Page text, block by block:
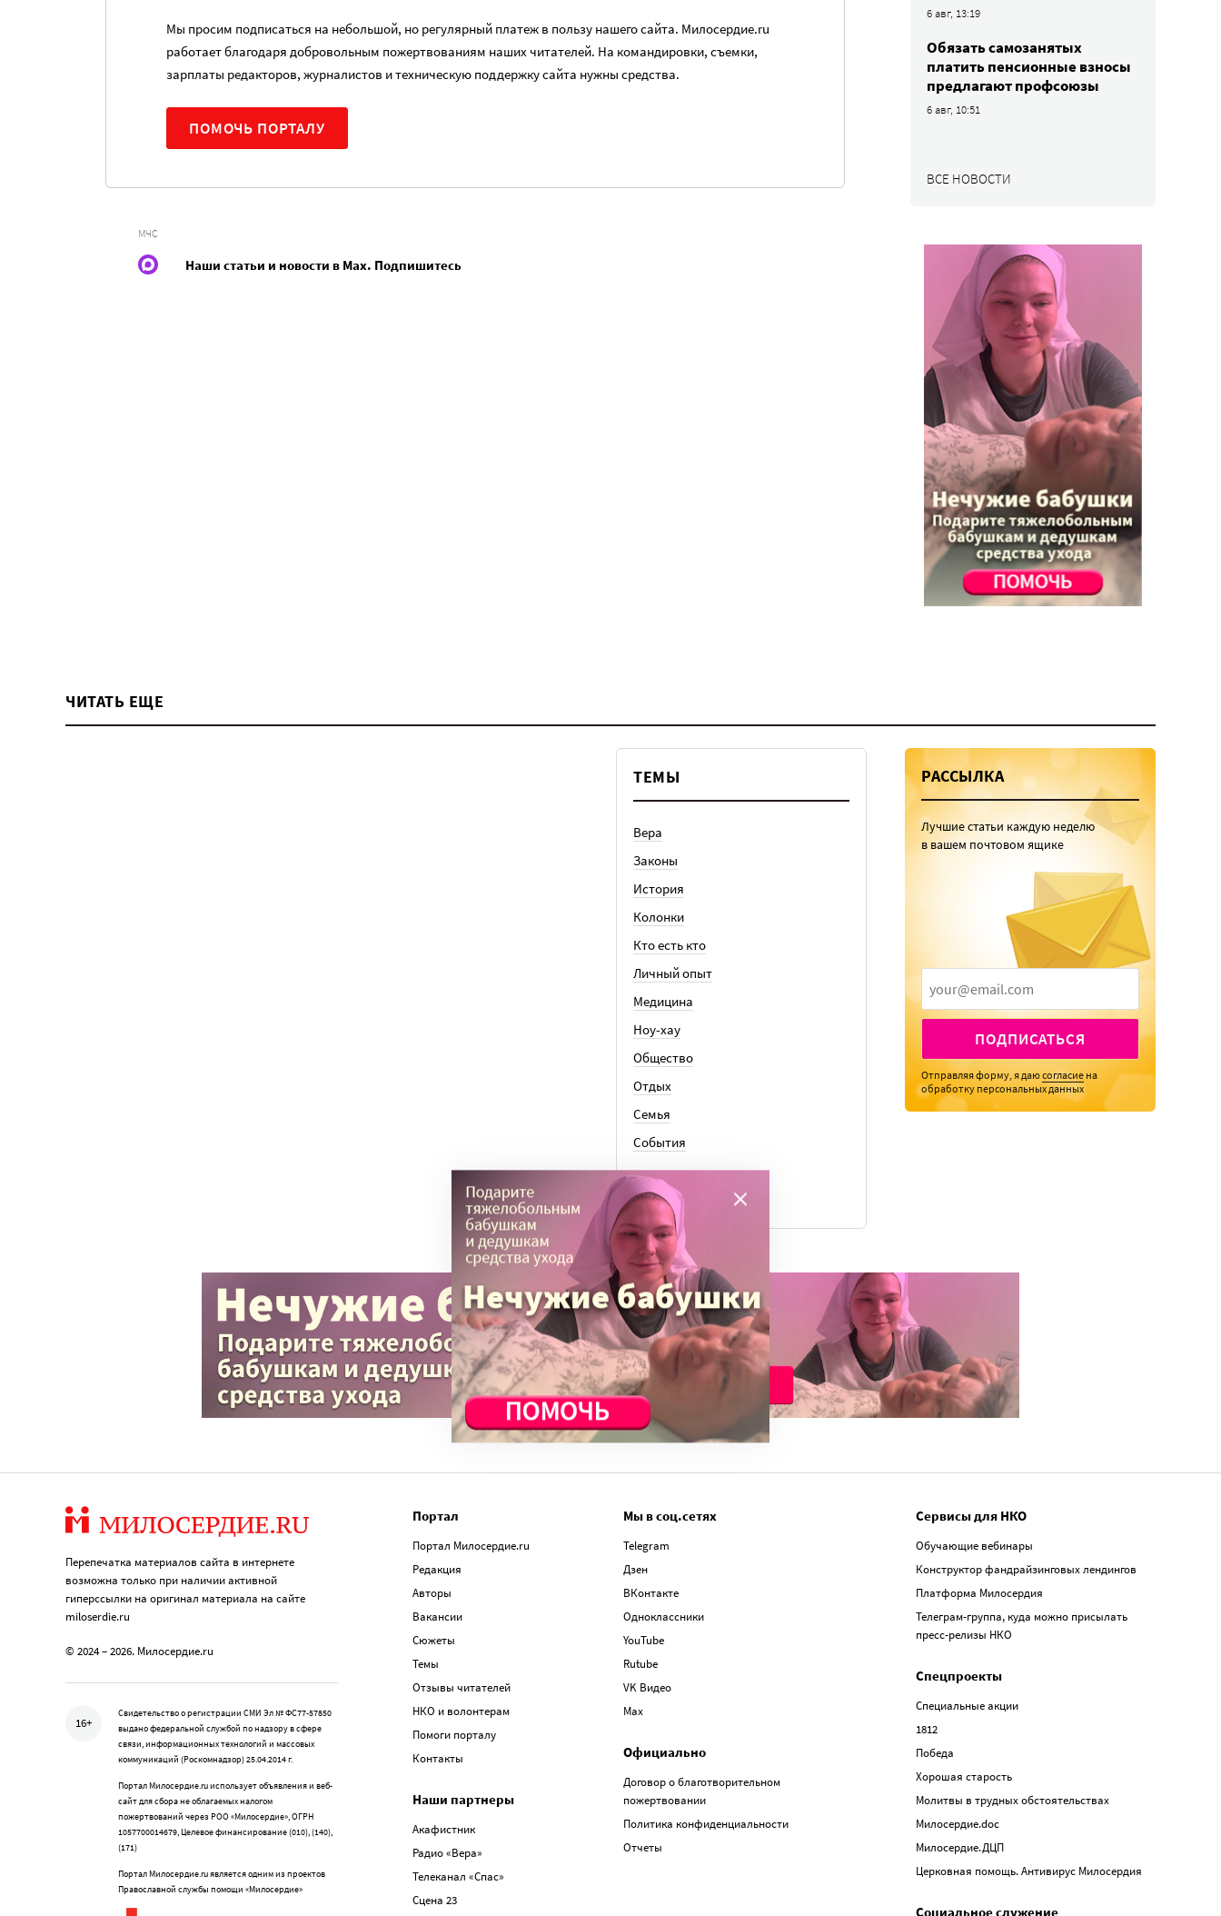
Мы просим подписаться на небольшой, но регулярный платеж в пользу нашего сайта. Милосердие.ru
работает благодаря добровольным пожертвованиям наших читателей. На командировки, съемки,
зарплаты редакторов, журналистов и техническую поддержку сайта нужны средства.
ПОМОЧЬ ПОРТАЛУ
МЧС
Наши статьи и новости в Max. Подпишитесь
6 авг, 13:19
Обязать самозанятых
платить пенсионные взносы
предлагают профсоюзы
6 авг, 10:51
ВСЕ НОВОСТИ
ЧИТАТЬ ЕЩЕ
ТЕМЫ
Вера
Законы
История
Колонки
Кто есть кто
Личный опыт
Медицина
Ноу-хау
Общество
Отдых
Семья
События
ВСЕ СТАТЬИ
РАССЫЛКА
Лучшие статьи каждую неделю
в вашем почтовом ящике
ПОДПИСАТЬСЯ
Отправляя форму, я даюсогласие на
обработку персональных данных
Перепечатка материалов сайта в интернете
возможна только при наличии активной
гиперссылки на оригинал материала на сайте
miloserdie.ru
© 2024 – 2026. Милосердие.ru
16+
Свидетельство о регистрации СМИ Эл № ФС77-57850
выдано федеральной службой по надзору в сфере
связи, информационных технологий и массовых
коммуникаций (Роскомнадзор) 25.04.2014 г.
Портал Милосердие.ru использует объявления и веб-
сайт для сбора не облагаемых налогом
пожертвований через РОО «Милосердие», ОГРН
1057700014679, Целевое финансирование (010), (140),
(171)
Портал Милосердие.ru является одним из проектов
Православной службы помощи «Милосердие»
Портал
Портал Милосердие.ru
Редакция
Авторы
Вакансии
Сюжеты
Темы
Отзывы читателей
НКО и волонтерам
Помоги порталу
Контакты
Наши партнеры
Акафистник
Радио «Вера»
Телеканал «Спас»
Сцена 23
Мы в соц.сетях
Telegram
Дзен
ВКонтакте
Одноклассники
YouTube
Rutube
VK Видео
Max
Официально
Договор о благотворительном
пожертвовании
Политика конфиденциальности
Отчеты
Сервисы для НКО
Обучающие вебинары
Конструктор фандрайзинговых лендингов
Платформа Милосердия
Телеграм-группа, куда можно присылать
пресс-релизы НКО
Спецпроекты
Специальные акции
1812
Победа
Хорошая старость
Молитвы в трудных обстоятельствах
Милосердие.doc
Милосердие.ДЦП
Церковная помощь. Антивирус Милосердия
Социальное служение